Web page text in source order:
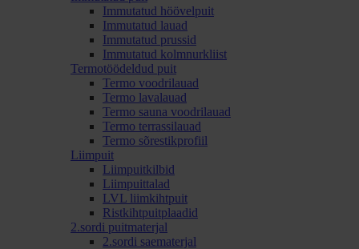
Immutatud höövelpuit
Immutatud lauad
Immutatud prussid
Immutatud kolmnurkliist
Termotöödeldud puit
Termo voodrilauad
Termo lavalauad
Termo sauna voodrilauad
Termo terrassilauad
Termo sõrestikprofiil
Liimpuit
Liimpuitkilbid
Liimpuittalad
LVL liimkihtpuit
Ristkihtpuitplaadid
2.sordi puitmaterjal
2.sordi saematerjal